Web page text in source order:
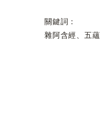
關鍵詞：
雜阿含經、五蘊